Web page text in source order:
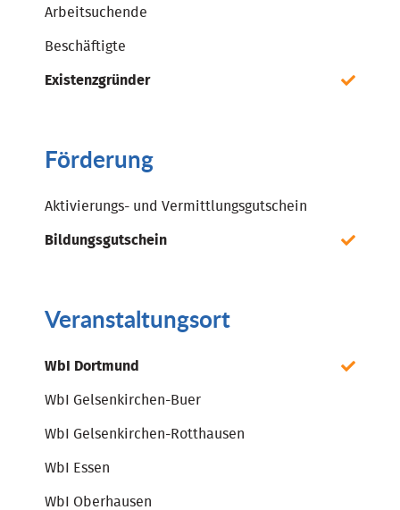
Arbeitsuchende
Beschäftigte
Existenzgründer
Förderung
Aktivierungs- und Vermittlungsgutschein
Bildungsgutschein
Veranstaltungsort
WbI Dortmund
WbI Gelsenkirchen-Buer
WbI Gelsenkirchen-Rotthausen
WbI Essen
WbI Oberhausen